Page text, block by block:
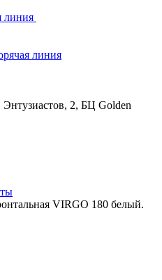
линия
линия
2, БЦ Golden
VIRGO 180 белый.